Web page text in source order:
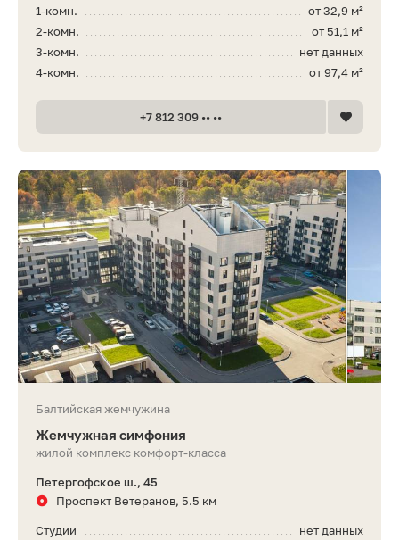
от 32,9 м²
1-комн.
от 51,1 м²
2-комн.
нет данных
3-комн.
от 97,4 м²
4-комн.
+7 812 309 •• ••
Балтийская жемчужина
Жемчужная симфония
жилой комплекс комфорт-класса
Петергофское ш., 45
Проспект Ветеранов, 5.5 км
нет данных
Студии